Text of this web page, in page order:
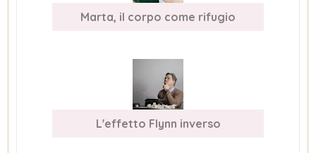
Marta, il corpo come rifugio
L'effetto Flynn inverso